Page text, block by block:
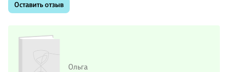
Оставить отзыв
Ольга